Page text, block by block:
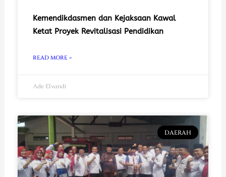
Kemendikdasmen dan Kejaksaan Kawal
Ketat Proyek Revitalisasi Pendidikan
READ MORE »
Ade Elvandi
DAERAH